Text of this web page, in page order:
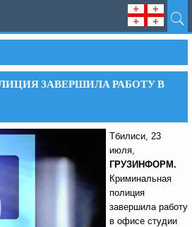
ЗАВЕРШИЛА РАБОТУ В
Тбилиси, 23
июля,
ГРУЗИНФОРМ.
Криминальная
полиция
завершила работу
в офисе студии